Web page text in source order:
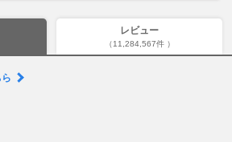
レビュー
（11,284,567件 ）